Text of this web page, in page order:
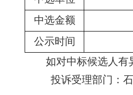
中选金额
公示时间
如对中标候选人有
投诉受理部门：